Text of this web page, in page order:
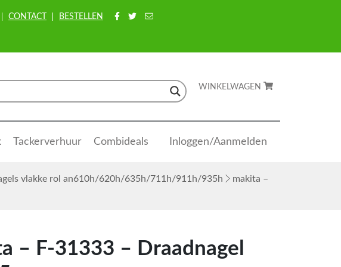
CONTACT BESTELLEN
WINKELWAGEN
Tackerverhuur Combideals Inloggen/Aanmelden
vlakke rol an610h/620h/635h/711h/911h/935h makita –
– F-31333 – Draadnagel